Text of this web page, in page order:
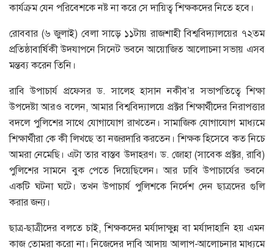
কার্যক্রম যেন পরিবেশকে নষ্ট না করে সে দায়িত্ব শিক্ষকদের নিতে হবে।
রোববার (৬ জুলাই) বেলা সাড়ে ১১টায় রাজশাহী বিশ্ববিদ্যালয়ের ৭২তম
প্রতিষ্ঠাবার্ষিকী উদযাপনে সিনেট ভবনে আয়োজিত আলোচনা সভায় এসব
মন্তব্য করেন তিনি।
রাবি উপাচার্য প্রফেসর ড. সালেহ হাসান নকীব’র সভাপতিত্বে শিক্ষা
উপদেষ্টা আরও বলেন, আমার বিশ্ববিদ্যালয়ে প্রক্টর শিক্ষার্থীদের নিরাপত্তার
বদলে পুলিশের সাথে যোগাযোগ রাখতেন। সামাজিক যোগাযোগ মাধ্যমে
শিক্ষার্থীরা কে কী লিখছে তা নজরদারি করতেন। শিক্ষক হিসেবে কত নিচে
আমরা নেমেছি। এটা তার বাস্তব উদাহরণ। ড. জোহা (সাবেক প্রক্টর, রাবি)
পুলিশের সামনে বুক পেতে দিয়েছিলেন। আর ঢাবি উপাচার্যের ভবনে
একটি ঘটনা ঘটে। তখন উপাচার্য পুলিশকে নির্দেশ দেন ছাত্রদের গুলি
করার জন্য।
ছাত্র-ছাত্রীদের বলতে চাই, শিক্ষকদের মর্যাদাক্ষুন্ন বা মর্যাদাহানি হয় এমন
কাজ তোমরা করো না। নিজেদের দাবি আদায় আলাপ-আলোচনার মাধ্যমে